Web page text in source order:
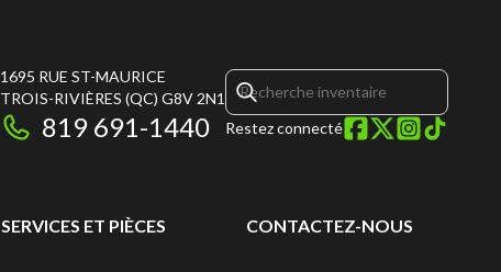
1695 RUE ST-MAURICE
TROIS-RIVIÈRES (QC) G8V 2N1
819 691-1440 Restez connecté
SERVICES ET PIÈCES CONTACTEZ-NOUS